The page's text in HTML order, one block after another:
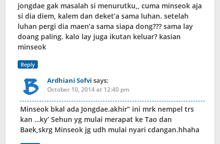
jongdae gak masalah si menurutku,, cuma minseok aja
si dia diem, kalem dan deket’a sama luhan. setelah
luhan pergi dia maen’a sama siapa dong??? sama lay
doang paling. kalo lay juga ikutan keluar? kasian
minseok
Reply
Ardhiani Sofvi says:
October 10, 2014 at 12:40 pm
Minseok bkal ada Jongdae.akhir” ini mrk nempel trs
kan …ky’ Sehun yg mulai merapat ke Tao dan
Baek,skrg Minseok jg udh mulai nyari cdangan.hhaha